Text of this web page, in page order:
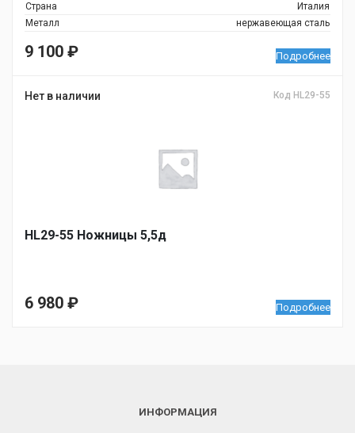
Страна
Италия
Металл
нержавеющая сталь
9 100 ₽ Подробнее
Нет в наличии Код HL29-55
HL29-55 Ножницы 5,5д
6 980 ₽ Подробнее
ИНФОРМАЦИЯ